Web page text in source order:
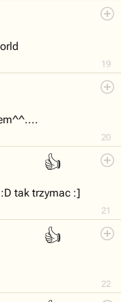
19
20
👍
21
tak trzymac :]
👍
22